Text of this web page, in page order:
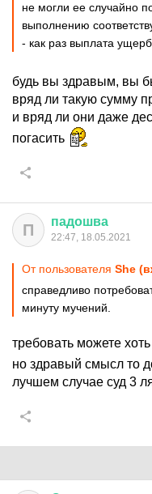
не могли ее случайно
выполнению
- как раз выплата
будь вы здравым, вы
вряд ли такую сумму
и вряд ли они даже
погасить
П падошва
22:47, 18.05.2021
От пользователя She
справедливо
минуту мучений.
требовать можете
но здравый смысл то
лучшем случае суд 3